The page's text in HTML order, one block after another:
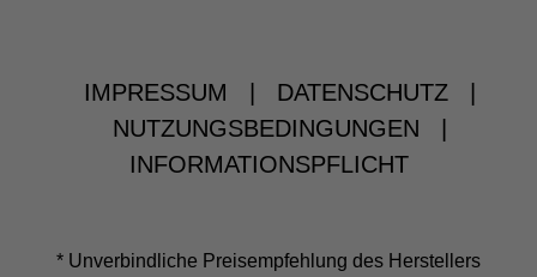
IMPRESSUM DATENSCHUTZ
NUTZUNGSBEDINGUNGEN
INFORMATIONSPFLICHT
* Unverbindliche Preisempfehlung des Herstellers